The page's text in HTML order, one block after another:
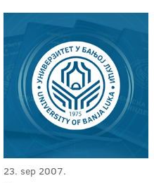
23. sep 2007.